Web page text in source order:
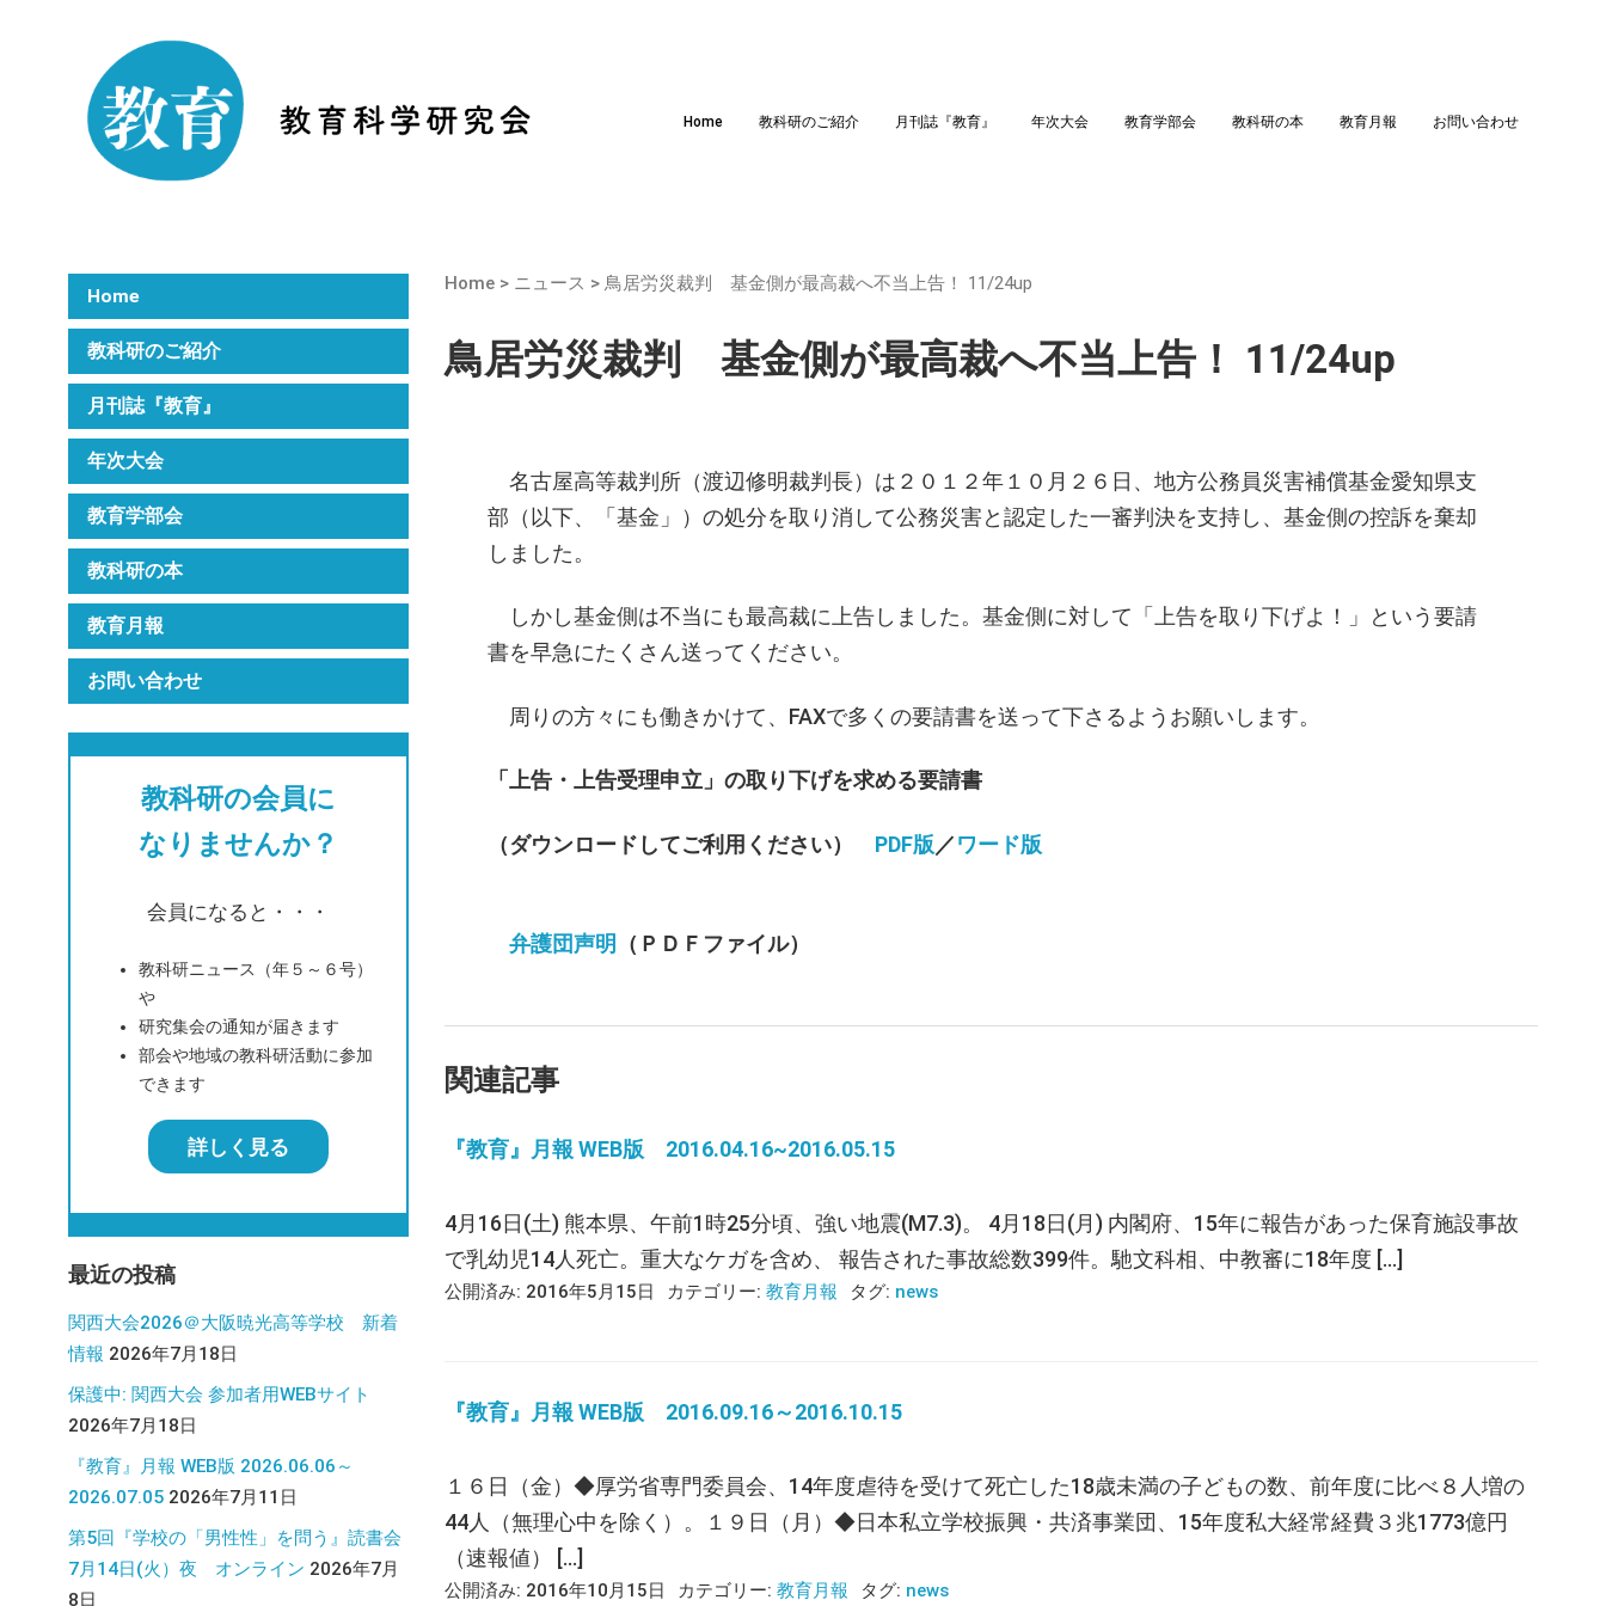
Home 教科研のご紹介 月刊誌『教育』 年次大会 教育学部会 教科研の本 教育月報 お問い合わせ
Home > ニュース > 鳥居労災裁判 基金側が最高裁へ不当上告！ 11/24up
鳥居労災裁判 基金側が最高裁へ不当上告！ 11/24up
名古屋高等裁判所（渡辺修明裁判長）は２０１２年１０月２６日、地方公務員災害補償基金愛知県支
部（以下、「基金」）の処分を取り消して公務災害と認定した一審判決を支持し、基金側の控訴を棄却
しました。
しかし基金側は不当にも最高裁に上告しました。基金側に対して「上告を取り下げよ！」という要請
書を早急にたくさん送ってください。
周りの方々にも働きかけて、FAXで多くの要請書を送って下さるようお願いします。
「上告・上告受理申立」の取り下げを求める要請書
（ダウンロードしてご利用ください） PDF版／ワード版
弁護団声明 （ＰＤＦファイル）
関連記事
『教育』月報 WEB版 2016.04.16~2016.05.15
4月16日(土) 熊本県、午前1時25分頃、強い地震(M7.3)。 4月18日(月) 内閣府、15年に報告があった保育施設事故
で乳幼児14人死亡。重大なケガを含め、 報告された事故総数399件。馳文科相、中教審に18年度 […]
公開済み: 2016年5月15日 カテゴリー: 教育月報 タグ: news
『教育』月報 WEB版 2016.09.16～2016.10.15
１６日（金）◆厚労省専門委員会、14年度虐待を受けて死亡した18歳未満の子どもの数、前年度に比べ８人増の
44人（無理心中を除く）。１９日（月）◆日本私立学校振興・共済事業団、15年度私大経常経費３兆1773億円
（速報値） […]
公開済み: 2016年10月15日 カテゴリー: 教育月報 タグ: news
Home
教科研のご紹介
月刊誌『教育』
年次大会
教育学部会
教科研の本
教育月報
お問い合わせ
教科研の会員に
なりませんか？
会員になると・・・
教科研ニュース（年５～６号）
や
研究集会の通知が届きます
部会や地域の教科研活動に参加
できます
詳しく見る
最近の投稿
関西大会2026＠大阪暁光高等学校 新着
情報 2026年7月18日
保護中: 関西大会 参加者用WEBサイト
2026年7月18日
『教育』月報 WEB版 2026.06.06～
2026.07.05 2026年7月11日
第5回『学校の「男性性」を問う』読書会
7月14日(火）夜 オンライン 2026年7月
8日